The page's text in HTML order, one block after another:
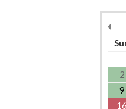
2
9
16